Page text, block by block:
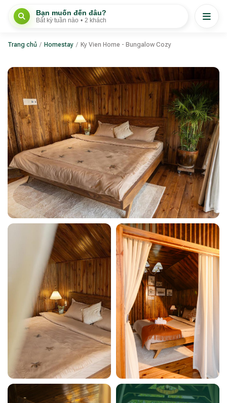
Bạn muốn đến đâu?
Bất kỳ tuần nào • 2 khách
Trang chủ / Homestay / Ky Vien Home - Bungalow Cozy